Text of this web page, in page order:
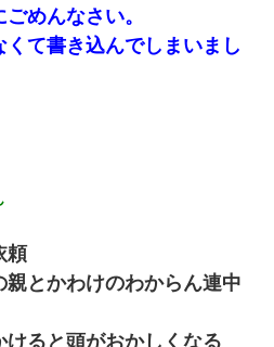
ルに連れ込んだｗｗｗｗｗ」俺
が怒鳴りつけてきた。
、乳丸出し、毛はうっすら生えか
られてきた
当時生まれた姪が義弟の子じゃな
なり…
めんなさい。
て書き込んでしまいまし
頼
とかわけのわからん連中
ると頭がおかしくなる